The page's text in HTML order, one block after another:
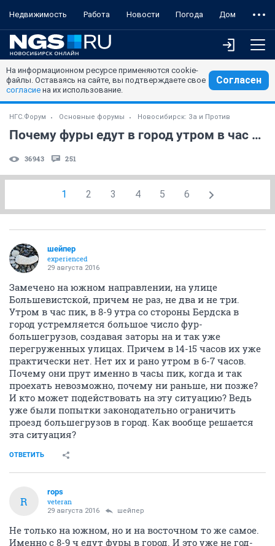
Недвижимость Работа Новости Погода Дом
На информационном ресурсе применяются cookie-
файлы. Оставаясь на сайте, вы подтверждаете свое
согласие на их использование.
Согласен
НГС.Форум Основные форумы Новосибирск: За и Против
Почему фуры едут в город утром в час пик?
36943 251
1 2 3 4 5 6
шейпер
experienced
29 августа 2016
Замечено на южном направлении, на улице
Большевистской, причем не раз, не два и не три.
Утром в час пик, в 8-9 утра со стороны Бердска в
город устремляется большое число фур-
большегрузов, создавая заторы на и так уже
перегруженных улицах. Причем в 14-15 часов их уже
практически нет. Нет их и рано утром в 6-7 часов.
Почему они прут именно в часы пик, когда и так
проехать невозможно, почему ни раньше, ни позже?
И кто может подействовать на эту ситуацию? Ведь
уже были попытки законодательно ограничить
проезд большегрузов в город. Как вообще решается
эта ситуация?
ОТВЕТИТЬ
R
rops
veteran
29 августа 2016 шейпер
Не только на южном, но и на восточном то же самое.
Именно с 8-9 ч едут фуры в город. И это уже не год-